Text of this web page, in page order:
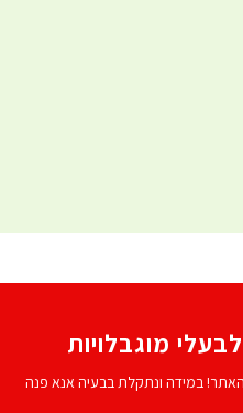
מוגבלויות
במידה ונתקלת בבעיה אנא פנה